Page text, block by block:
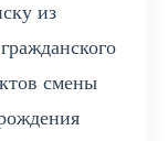
из
смены